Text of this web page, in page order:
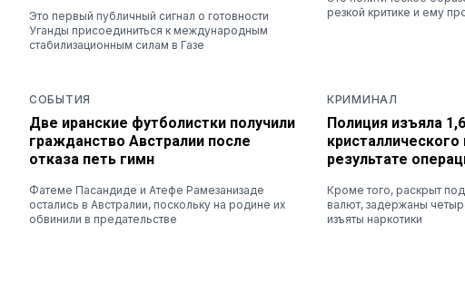
Это первый публичный сигнал о готовности
Уганды присоединиться к международным
стабилизационным силам в Газе
резкой критике и ему
СОБЫТИЯ
Две иранские футболистки получили
гражданство Австралии после
отказа петь гимн
Фатеме Пасандиде и Атефе Рамезанизаде
остались в Австралии, поскольку на родине их
обвинили в предательстве
КРИМИНАЛ
Полиция изъяла
кристаллического
результате
Кроме того, раскрыт
валют, задержаны
изъяты наркотики